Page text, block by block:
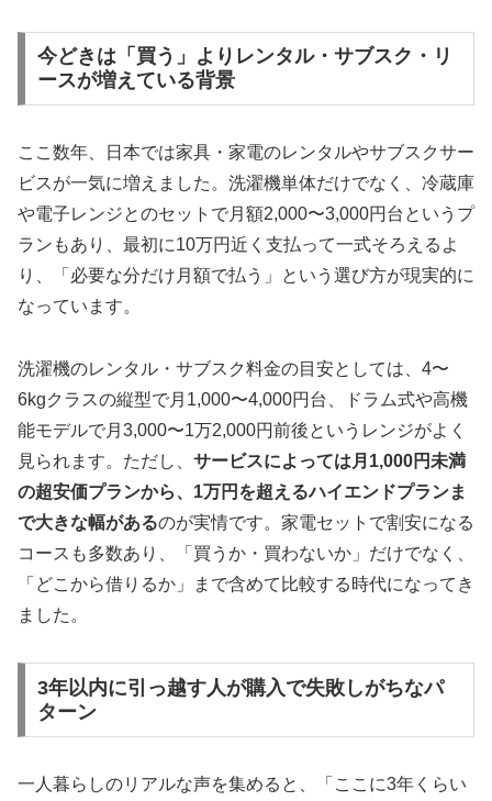
今どきは「買う」よりレンタル・サブスク・リ
ースが増えている背景
ここ数年、日本では家具・家電のレンタルやサブスクサー
ビスが一気に増えました。洗濯機単体だけでなく、冷蔵庫
や電子レンジとのセットで月額2,000〜3,000円台というプ
ランもあり、最初に10万円近く支払って一式そろえるよ
り、「必要な分だけ月額で払う」という選び方が現実的に
なっています。
洗濯機のレンタル・サブスク料金の目安としては、4〜
6kgクラスの縦型で月1,000〜4,000円台、ドラム式や高機
能モデルで月3,000〜1万2,000円前後というレンジがよく
見られます。ただし、 サービスによっては月1,000円未満
の超安価プランから、1万円を超えるハイエンドプランま
で大きな幅があるのが実情です。家電セットで割安になる
コースも多数あり、「買うか・買わないか」だけでなく、
「どこから借りるか」まで含めて比較する時代になってき
ました。
3年以内に引っ越す人が購入で失敗しがちなパ
ターン
一人暮らしのリアルな声を集めると、「ここに3年くらい